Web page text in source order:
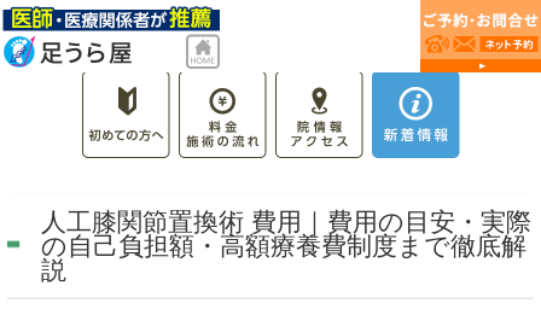
人工膝関節置換術 費用｜費用の目安・実際
の自己負担額・高額療養費制度まで徹底解
説